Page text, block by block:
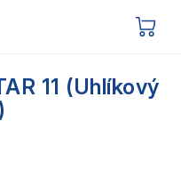
11 (Uhlíkový